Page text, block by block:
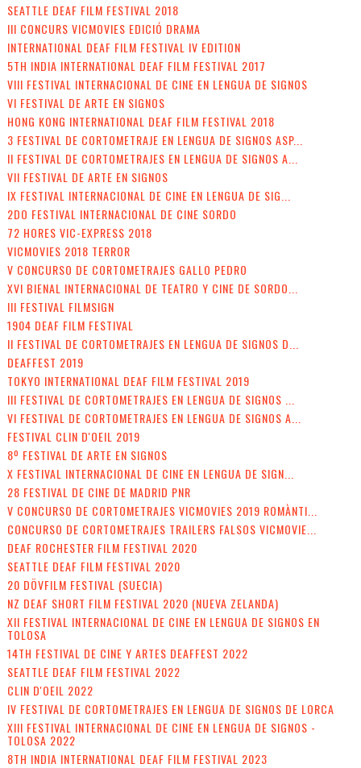
SEATTLE DEAF FILM FESTIVAL 2018
III CONCURS VICMOVIES EDICIÓ DRAMA
INTERNATIONAL DEAF FILM FESTIVAL IV EDITION
5TH INDIA INTERNATIONAL DEAF FILM FESTIVAL 2017
VIII FESTIVAL INTERNACIONAL DE CINE EN LENGUA DE SIGNOS
VI FESTIVAL DE ARTE EN SIGNOS
HONG KONG INTERNATIONAL DEAF FILM FESTIVAL 2018
3 FESTIVAL DE CORTOMETRAJE EN LENGUA DE SIGNOS ASP...
II FESTIVAL DE CORTOMETRAJES EN LENGUA DE SIGNOS A...
VII FESTIVAL DE ARTE EN SIGNOS
IX FESTIVAL INTERNACIONAL DE CINE EN LENGUA DE SIG...
2DO FESTIVAL INTERNACIONAL DE CINE SORDO
72 HORES VIC-EXPRESS 2018
VICMOVIES 2018 TERROR
V CONCURSO DE CORTOMETRAJES GALLO PEDRO
XVI BIENAL INTERNACIONAL DE TEATRO Y CINE DE SORDO...
III FESTIVAL FILMSIGN
1904 DEAF FILM FESTIVAL
II FESTIVAL DE CORTOMETRAJES EN LENGUA DE SIGNOS D...
DEAFFEST 2019
TOKYO INTERNATIONAL DEAF FILM FESTIVAL 2019
III FESTIVAL DE CORTOMETRAJES EN LENGUA DE SIGNOS ...
VI FESTIVAL DE CORTOMETRAJES EN LENGUA DE SIGNOS A...
FESTIVAL CLIN D'OEIL 2019
8º FESTIVAL DE ARTE EN SIGNOS
X FESTIVAL INTERNACIONAL DE CINE EN LENGUA DE SIGN...
28 FESTIVAL DE CINE DE MADRID PNR
V CONCURSO DE CORTOMETRAJES VICMOVIES 2019 ROMÀNTI...
CONCURSO DE CORTOMETRAJES TRAILERS FALSOS VICMOVIE...
DEAF ROCHESTER FILM FESTIVAL 2020
SEATTLE DEAF FILM FESTIVAL 2020
20 DÖVFILM FESTIVAL (SUECIA)
NZ DEAF SHORT FILM FESTIVAL 2020 (NUEVA ZELANDA)
XII FESTIVAL INTERNACIONAL DE CINE EN LENGUA DE SIGNOS EN
TOLOSA
14TH FESTIVAL DE CINE Y ARTES DEAFFEST 2022
SEATTLE DEAF FILM FESTIVAL 2022
CLIN D'OEIL 2022
IV FESTIVAL DE CORTOMETRAJES EN LENGUA DE SIGNOS DE LORCA
XIII FESTIVAL INTERNACIONAL DE CINE EN LENGUA DE SIGNOS -
TOLOSA 2022
8TH INDIA INTERNATIONAL DEAF FILM FESTIVAL 2023